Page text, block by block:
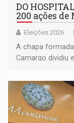
DO
200 ações
Eleições 2026
A chapa
Camargo dividiu